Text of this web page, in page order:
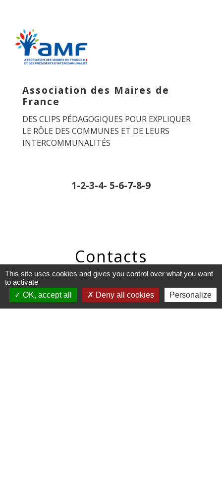
Association des Maires de
France
DES CLIPS PÉDAGOGIQUES POUR EXPLIQUER
LE RÔLE DES COMMUNES ET DE LEURS
INTERCOMMUNALITÉS
1-2-3-4- 5-6-7-8-9
Contacts
Commune de Saint-Sorlin-de-Morestel
38510 Saint-Sorlin-de-Morestel - FRANCE
+33 4 69 31 87 36
This site uses cookies and gives you control over what you want
to activate
OK, accept all
Deny all cookies Personalize